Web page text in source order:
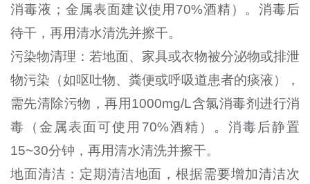
消毒液；金属表面建议使用70%酒精）。消毒后
待干，再用清水清洗并擦干。
污染物清理：若地面、家具或衣物被分泌物或排泄
物污染（如呕吐物、粪便或呼吸道患者的痰液），
需先清除污物，再用1000mg/L含氯消毒剂进行消
毒（金属表面可使用70%酒精）。消毒后静置
15~30分钟，再用清水清洗并擦干。
地面清洁：定期清洁地面，根据需要增加清洁次